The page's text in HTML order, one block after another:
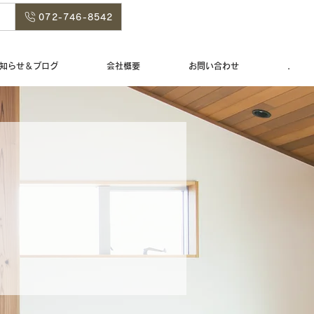
072-746-8542
らせ＆ブログ 会社概要 お問い合わせ